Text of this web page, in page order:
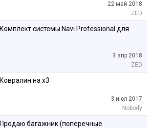
22 май 2018
ZED
Комплект системы Navi Professional для
3 апр 2018
ZED
Ковралин на x3
3 июл 2017
Nobody
Продаю багажник (поперечные